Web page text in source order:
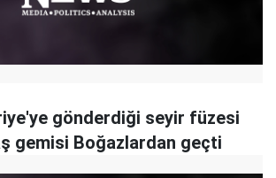
gönderdiği seyir füzesi
gemisi Boğazlardan geçti